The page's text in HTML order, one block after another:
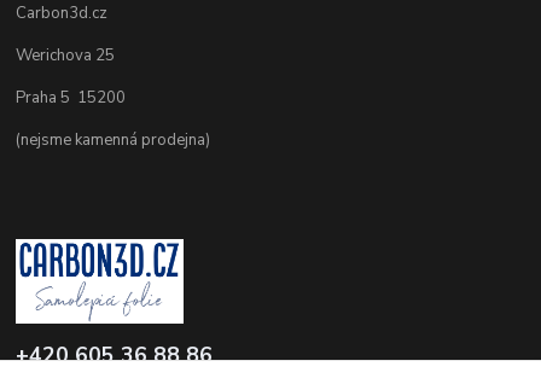
Carbon3d.cz
Werichova 25
Praha 5 15200
(nejsme kamenná prodejna)
+420 605 36 88 86